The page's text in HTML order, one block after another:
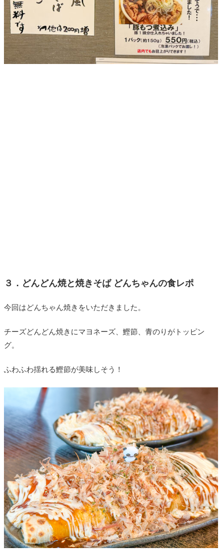
３．どんどん焼と焼きそば どんちゃんの食レポ
今回はどんちゃん焼きをいただきました。
チーズどんどん焼きにマヨネーズ、鰹節、青のりがトッピン
グ。
ふわふわ揺れる鰹節が美味しそう！